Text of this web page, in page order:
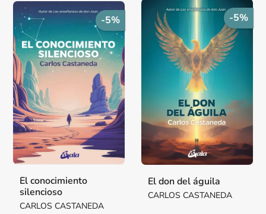
-5%
El conocimiento
silencioso
CARLOS CASTANEDA
-5%
El don del águila
CARLOS CASTANEDA